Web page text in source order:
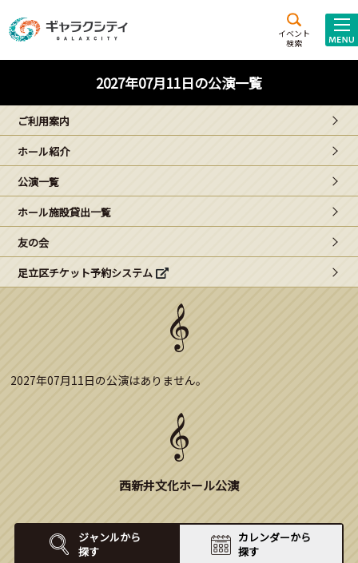
イベント
検索
施設案内
西新井
文化ホール
ギャラクシティとは
こどもみーてぃんぐ
Gがくえん
ブランドからのお知らせ
2027年07月11日の公演一覧
ご利用案内
ホール紹介
公演一覧
ホール施設貸出一覧
友の会
足立区チケット予約システム
2027年07月11日の公演はありません。
西新井文化ホール公演
ジャンルから
探す
カレンダーから
探す